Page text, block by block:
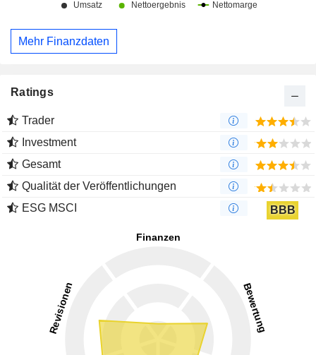
Mehr Finanzdaten
Ratings
Trader
Investment
Gesamt
Qualität der Veröffentlichungen
ESG MSCI
BBB